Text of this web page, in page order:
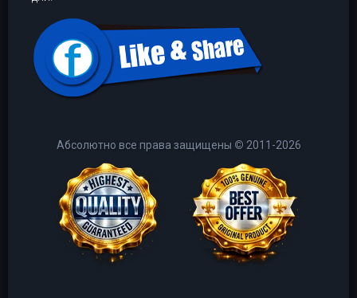
Абсолютно все права защищены © 2011-2026